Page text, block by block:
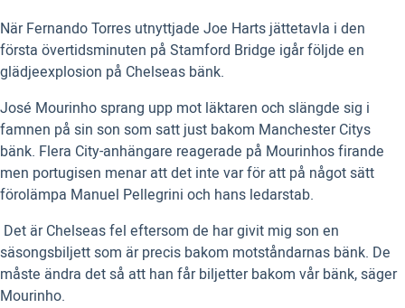
När Fernando Torres utnyttjade Joe Harts jättetavla i den
första övertidsminuten på Stamford Bridge igår följde en
glädjeexplosion på Chelseas bänk.
José Mourinho sprang upp mot läktaren och slängde sig i
famnen på sin son som satt just bakom Manchester Citys
bänk. Flera City-anhängare reagerade på Mourinhos firande
men portugisen menar att det inte var för att på något sätt
förolämpa Manuel Pellegrini och hans ledarstab.
 Det är Chelseas fel eftersom de har givit mig son en
säsongsbiljett som är precis bakom motståndarnas bänk. De
måste ändra det så att han får biljetter bakom vår bänk, säger
Mourinho.